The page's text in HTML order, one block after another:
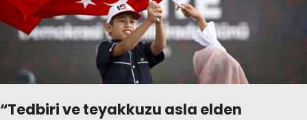
“Tedbiri ve teyakkuzu asla elden